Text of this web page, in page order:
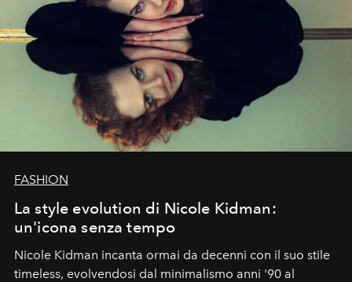
FASHION
La style evolution di Nicole Kidman:
un'icona senza tempo
Nicole Kidman incanta ormai da decenni con il suo stile
timeless, evolvendosi dal minimalismo anni '90 al